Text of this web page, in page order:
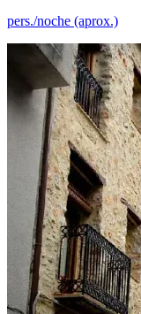
pers./noche (aprox.)